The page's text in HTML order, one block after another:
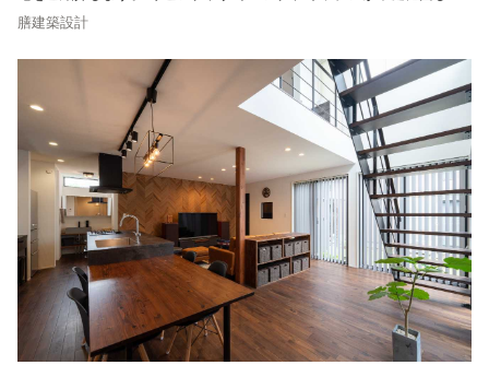
配され、格別な開放感を味わえる生活空間は、日々の暮らしを豊かにし
ます。 コの字型のデザイン住宅をご検討の方は、ぜひ参考にしてみて
膳建築設計